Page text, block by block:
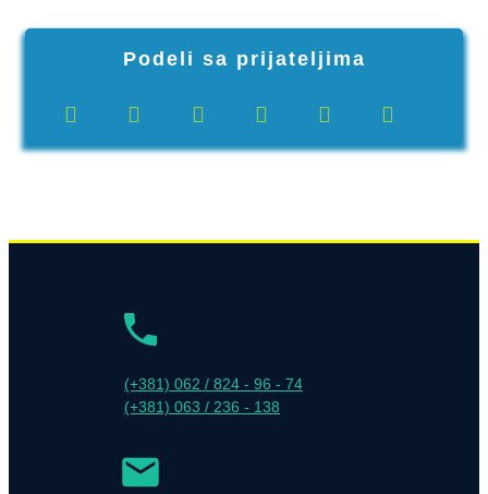
Podeli sa prijateljima
(+381) 062 / 824 - 96 - 74
(+381) 063 / 236 - 138